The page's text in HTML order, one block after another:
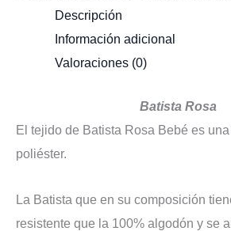
Descripción
Información adicional
Valoraciones (0)
Batista Rosa
El tejido de Batista Rosa Bebé es
poliéster.
La Batista que en su composición
resistente que la 100% algodón y se